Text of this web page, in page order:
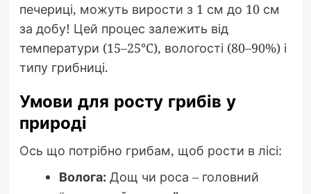
печериці, можуть вирости з 1 см до 10 см
за добу! Цей процес залежить від
температури (15–25°C), вологості (80–90%) і
типу грибниці.
Умови для росту грибів у
природі
Ось що потрібно грибам, щоб рости в лісі:
Волога:Дощ чи роса – головний